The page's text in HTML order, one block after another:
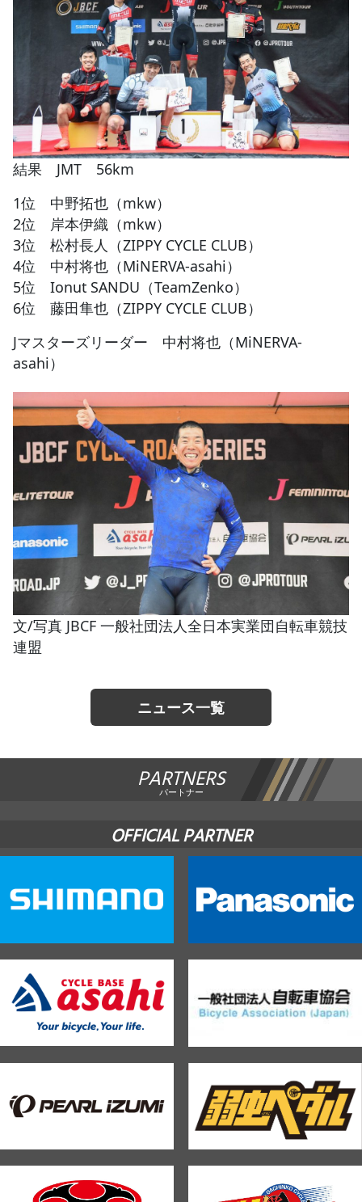
結果 JMT 56km
1位 中野拓也（mkw）
2位 岸本伊織（mkw）
3位 松村長人（ZIPPY CYCLE CLUB）
4位 中村将也（MiNERVA-asahi）
5位 Ionut SANDU（TeamZenko）
6位 藤田隼也（ZIPPY CYCLE CLUB）
Jマスターズリーダー 中村将也（MiNERVA-
asahi）
文/写真 JBCF 一般社団法人全日本実業団自転車競技
連盟
ニュース一覧
PARTNERS
パートナー
OFFICIAL PARTNER